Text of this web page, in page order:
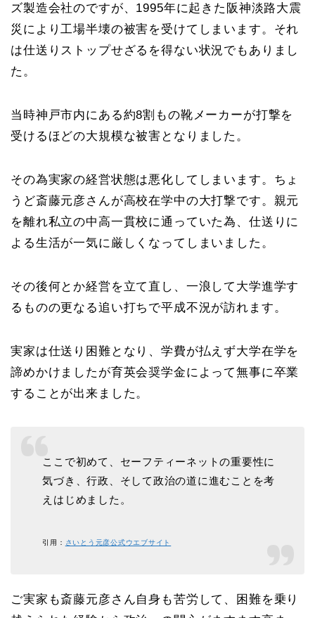
ズ製造会社のですが、1995年に起きた阪神淡路大震
災により工場半壊の被害を受けてしまいます。それ
は仕送りストップせざるを得ない状況でもありまし
た。
当時神戸市内にある約8割もの靴メーカーが打撃を
受けるほどの大規模な被害となりました。
その為実家の経営状態は悪化してしまいます。ちょ
うど斎藤元彦さんが高校在学中の大打撃です。親元
を離れ私立の中高一貫校に通っていた為、仕送りに
よる生活が一気に厳しくなってしまいました。
その後何とか経営を立て直し、一浪して大学進学す
るものの更なる追い打ちで平成不況が訪れます。
実家は仕送り困難となり、学費が払えず大学在学を
諦めかけましたが育英会奨学金によって無事に卒業
することが出来ました。
ここで初めて、セーフティーネットの重要性に
気づき、行政、そして政治の道に進むことを考
えはじめました。
引用： さいとう元彦公式ウエブサイト
ご実家も斎藤元彦さん自身も苦労して、困難を乗り